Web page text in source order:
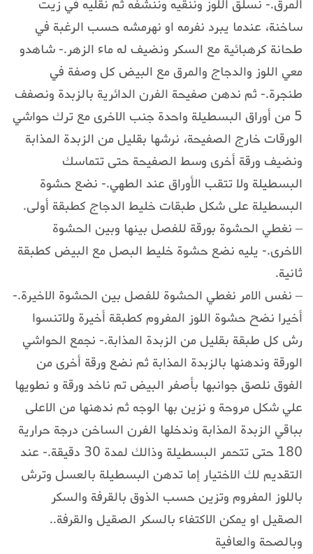
المرق.- نسلق اللوز وننقيه وننشفه ثم نقليه في زيت
ساخنة، عندما يبرد نفرمه او نهرمشه حسب الرغبة في
طحانة كرهبائية مع السكر ونضيف له ماء الزهر.- شاهدو
معي اللوز والدجاج والمرق مع البيض كل وصفة في
طنجرة.- ثم ندهن صفيحة الفرن الدائرية بالزبدة ونصفف
5 من أوراق البسطيلة واحدة جنب الاخرى مع ترك حواشي
الورقات خارج الصفيحة، نرشها بقليل من الزبدة المذابة
ونضيف ورقة أخرى وسط الصفيحة حتى تتماسك
البسطيلة ولا تتقب الأوراق عند الطهي.- نضع حشوة
البسطيلة على شكل طبقات خليط الدجاج كطبقة أولى.
– نغطي الحشوة بورقة للفصل بينها وبين الحشوة
الاخرى.- يليه نضع حشوة خليط البصل مع البيض كطبقة
ثانية.
– نفس الامر نغطي الحشوة للفصل بين الحشوة الاخيرة.-
أخيرا نضح حشوة اللوز المفروم كطبقة أخيرة ولاتنسوا
رش كل طبقة بقليل من الزبدة المذابة.- نجمع الحواشي
الورقة وندهنها بالزبدة المذابة ثم نضع ورقة أخرى من
الفوق نلصق جوانبها بأصفر البيض تم ناخد ورقة و نطويها
علي شكل مروحة و نزين بها الوجه ثم ندهنها من الاعلى
بباقي الزبدة المذابة وندخلها الفرن الساخن درجة حرارية
180 حتى تتحمر البسطيلة وذالك لمدة 30 دقيقة.- عند
التقديم لك الاختيار إما تدهن البسطيلة بالعسل وترش
باللوز المفروم وتزين حسب الذوق بالقرفة والسكر
الصقيل او يمكن الاكتفاء بالسكر الصقيل والقرفة..
وبالصحة والعافية